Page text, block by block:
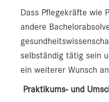
Dass Pflegekräfte wie
andere
selbständig tätig sein
ein weiterer Wunsch
Praktikums- und